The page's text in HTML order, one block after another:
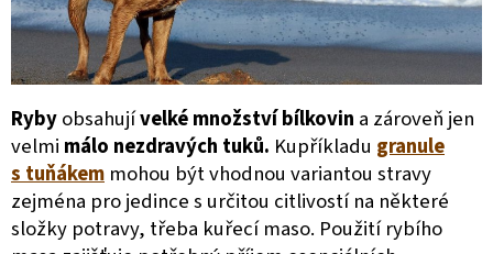
Rybyobsahujívelké množství bílkovin a zároveň jen
velmi málo nezdravých tuků. Kupříkladu granule
s tuňákem mohou být vhodnou variantou stravy
zejména pro jedince s určitou citlivostí na některé
složky potravy, třeba kuřecí maso. Použití rybího